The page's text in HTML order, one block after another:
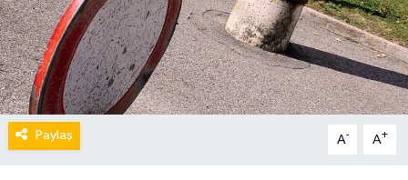
Paylaş A- A+